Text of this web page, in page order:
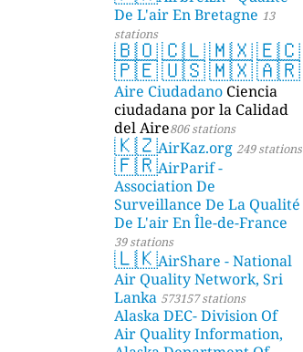
De L'air En Bretagne 13
stations
🇧🇴🇨🇱🇲🇽🇪🇨
🇵🇪🇺🇸🇲🇽🇦🇷
Aire Ciudadano Ciencia
ciudadana por la Calidad
del Aire806 stations
🇰🇿AirKaz.org 249 stations
🇫🇷AirParif -
Association De
Surveillance De La Qualité
De L'air En Île-de-France
39 stations
🇱🇰AirShare - National
Air Quality Network, Sri
Lanka 573157 stations
Alaska DEC- Division Of
Air Quality Information,